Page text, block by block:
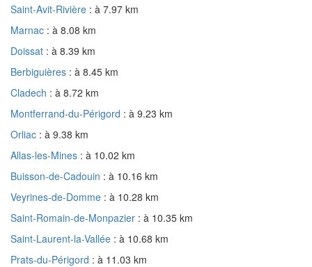
Saint-Avit-Rivière : à 7.97 km
Marnac : à 8.08 km
Doissat : à 8.39 km
Berbiguières : à 8.45 km
Cladech : à 8.72 km
Montferrand-du-Périgord : à 9.23 km
Orliac : à 9.38 km
Allas-les-Mines : à 10.02 km
Buisson-de-Cadouin : à 10.16 km
Veyrines-de-Domme : à 10.28 km
Saint-Romain-de-Monpazier : à 10.35 km
Saint-Laurent-la-Vallée : à 10.68 km
Prats-du-Périgord : à 11.03 km